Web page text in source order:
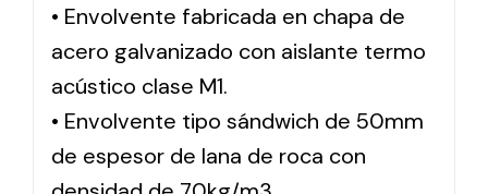
• Envolvente fabricada en chapa de
acero galvanizado con aislante termo
acústico clase M1.
• Envolvente tipo sándwich de 50mm
de espesor de lana de roca con